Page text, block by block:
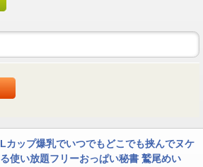
Lカップ爆乳でいつでもどこでも挟んでヌケ
る使い放題フリーおっぱい秘書 鷲尾めい